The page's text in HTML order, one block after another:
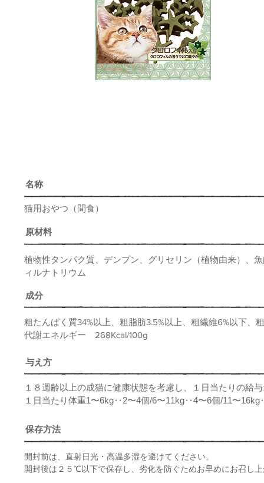
名称
猫用おやつ（間食）
原材料
植物性タンパク質、デンプン、グリセリン（植物由来）、
ィルナトリウム
​成分
粗たんぱく質34%以上、粗脂肪3.5%以上、粗繊維6%以下、
​代謝エネルギー 268Kcal/100g
与え方
１８週齢以上の成猫に健康状態を考慮し、１日当たりの給
１日当たり体重1〜6kg‥2〜4個/6〜11kg‥4〜6個/11〜
保存方法
開封前は、直射日光・高温多湿を避けてください。
開封後は２５℃以下で保存し、劣化を防ぐためお早めにお召し